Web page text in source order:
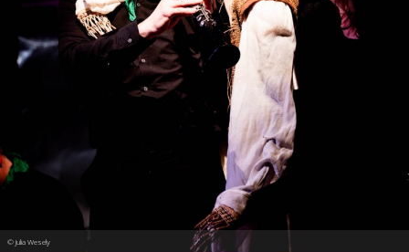
© Julia Wesely